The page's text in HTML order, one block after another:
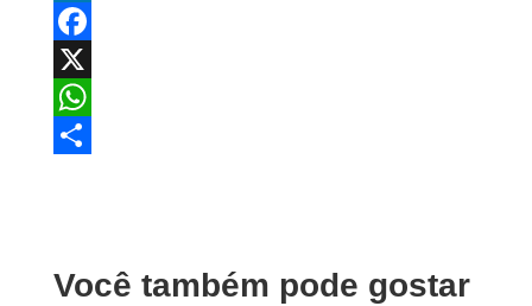
L
n
k
n
a
c
o
X
W
s
r
Você também pode gostar